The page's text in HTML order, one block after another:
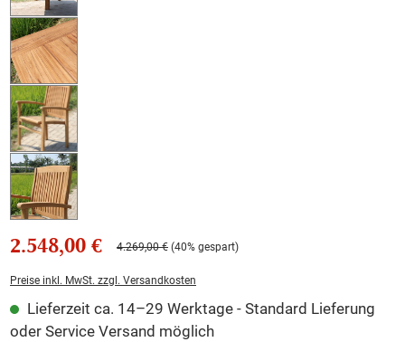
2.548,00 € 4.269,00 € (40% gespart)
Preise inkl. MwSt. zzgl. Versandkosten
Lieferzeit ca. 14–29 Werktage - Standard Lieferung
oder Service Versand möglich